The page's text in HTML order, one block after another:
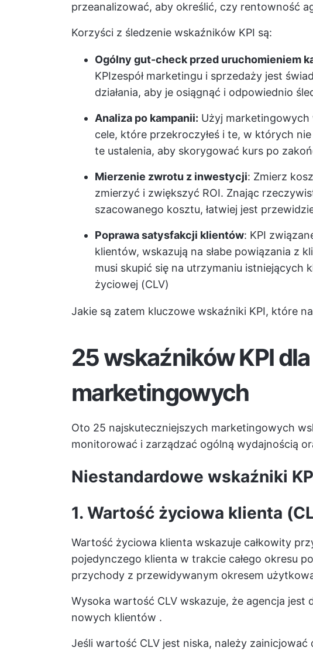
przeanalizować, aby określić, czy rentowność
Korzyści z śledzenie wskaźników KPI są:
Ogólny gut-check przed uruchomieniem
KPIzespół marketingu i sprzedaży jest
działania, aby je osiągnąć i odpowiednio
Analiza po kampanii: Użyj
cele, które przekroczyłeś i te, w których
te ustalenia, aby skorygować kurs po
Mierzenie zwrotu z inwestycji: Zmierz
zmierzyć i zwiększyć ROI. Znając
szacowanego kosztu, łatwiej jest
Poprawa satysfakcji klientów: KPI
klientów, wskazują na słabe powiązania z
musi skupić się na utrzymaniu istniejących
życiowej (CLV)
Jakie są zatem kluczowe wskaźniki KPI, które
25 wskaźników KPI
marketingowych
Oto 25 najskuteczniejszych marketingowych
monitorować i zarządzać ogólną wydajnością
Niestandardowe wskaźniki
1. Wartość życiowa klienta
Wartość życiowa klienta wskazuje całkowity
pojedynczego klienta w trakcie całego okresu
przychody z przewidywanym okresem
Wysoka wartość CLV wskazuje, że agencja jest
nowych klientów .
Jeśli wartość CLV jest niska, należy zainicjować